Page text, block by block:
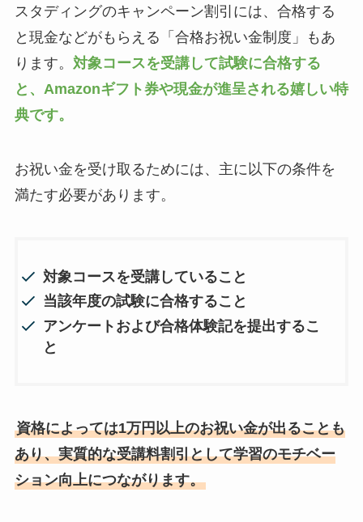
スタディングのキャンペーン割引には、合格する
と現金などがもらえる「合格お祝い金制度」もあ
ります。 対象コースを受講して試験に合格する
と、Amazonギフト券や現金が進呈される嬉しい特
典です。
お祝い金を受け取るためには、主に以下の条件を
満たす必要があります。
対象コースを受講していること
当該年度の試験に合格すること
アンケートおよび合格体験記を提出するこ
と
資格によっては1万円以上のお祝い金が出ることも
あり、実質的な受講料割引として学習のモチベー
ション向上につながります。